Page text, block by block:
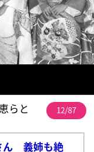
らと 12/87
ん 義姉も絶